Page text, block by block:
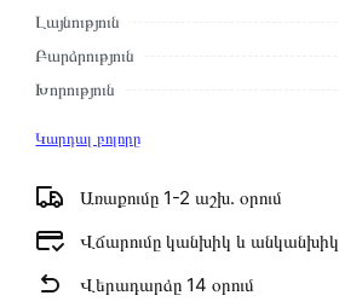
Լայնություն
Բարձրություն
Խորություն
Կարդալ բոլորը
Առաքումը 1-2 աշխ․ օրում
Վճարումը կանխիկ և անկանխիկ
Վերադարձը 14 օրում